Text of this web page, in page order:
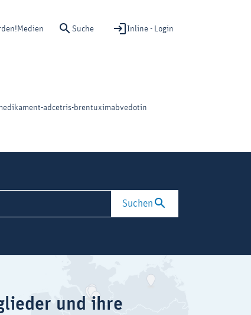
Medien Suche Inline - Login
adcetris-brentuximabvedotin
Suchen
und ihre